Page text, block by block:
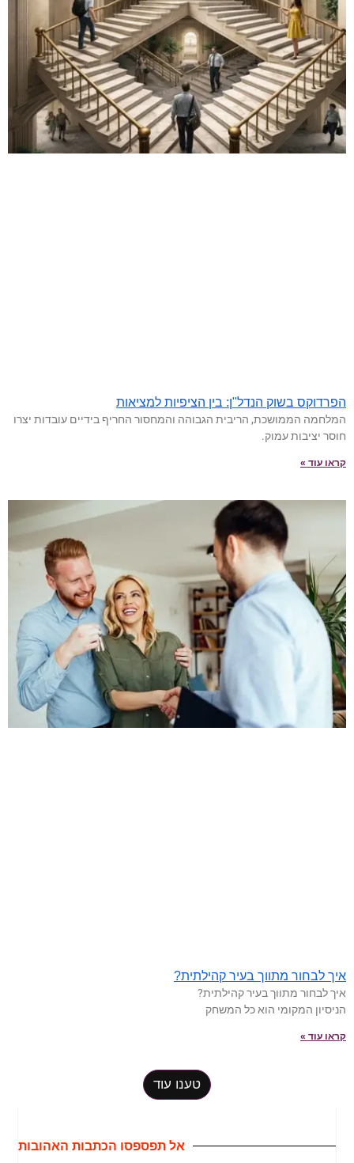
הפרדוקס בשוק הנדל"ן: בין הציפיות למציאות
המלחמה הממושכת, הריבית הגבוהה והמחסור החריף בידיים עובדות יצרו
חוסר יציבות עמוק.
קראו עוד »
איך לבחור מתווך בעיר קהילתית?
איך לבחור מתווך בעיר קהילתית?
הניסיון המקומי הוא כל המשחק
קראו עוד »
טענו עוד
אל תפספסו הכתבות האהובות